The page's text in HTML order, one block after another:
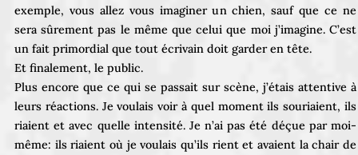
exemple, vous allez vous imaginer un chien, sauf que ce ne
sera sûrement pas le même que celui que moi j’imagine. C’est
un fait primordial que tout écrivain doit garder en tête.
Et finalement, le public.
Plus encore que ce qui se passait sur scène, j’étais attentive à
leurs réactions. Je voulais voir à quel moment ils souriaient, ils
riaient et avec quelle intensité. Je n’ai pas été déçue par moi-
même: ils riaient où je voulais qu’ils rient et avaient la chair de